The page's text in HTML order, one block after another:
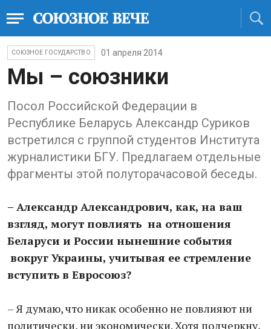
СОЮЗНОЕ ГОСУДАРСТВО 01 апреля 2014
Мы – союзники
Посол Российской Федерации в
Республике Беларусь Александр Суриков
встретился с группой студентов Института
журналистики БГУ. Предлагаем отдельные
фрагменты этой полуторачасовой беседы.
– Александр Александрович, как, на ваш
взгляд, могут повлиять на отношения
Беларуси и России нынешние события
вокруг Украины, учитывая ее стремление
вступить в Евросоюз?
– Я думаю, что никак особенно не повлияют ни
политически, ни экономически. Хотя подчеркну,